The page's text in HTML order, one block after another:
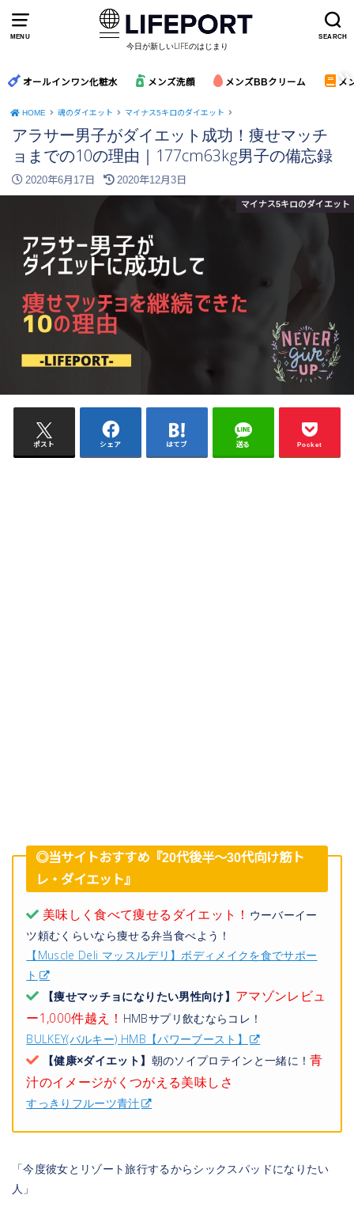
MENU SEARCH
今日が新しいLIFEのはじまり
オールインワン化粧水 メンズ洗顔 メンズBBクリーム メ
HOME 魂のダイエット マイナス5キロのダイエット
アラサー男子がダイエット成功！痩せマッチ
ョまでの10の理由｜177cm63kg男子の備忘録
2020年6月17日 2020年12月3日
マイナス5キロのダイエット
ポスト シェア はてブ 送る Pocket
◎当サイトおすすめ『20代後半〜30代向け筋ト
レ・ダイエット』
美味しく食べて痩せるダイエット！ ウーバーイー
ツ頼むくらいなら痩せる弁当食べよう！
【Muscle Deli マッスルデリ】ボディメイクを食でサポー
ト
【痩せマッチョになりたい男性向け】 アマゾンレビュ
ー1,000件越え！ HMBサプリ飲むならコレ！
BULKEY(バルキー) HMB【パワーブースト】
【健康×ダイエット】 朝のソイプロテインと一緒に！青
汁のイメージがくつがえる美味しさ
すっきりフルーツ青汁
「今度彼女とリゾート旅行するからシックスパッドになりたい
人」